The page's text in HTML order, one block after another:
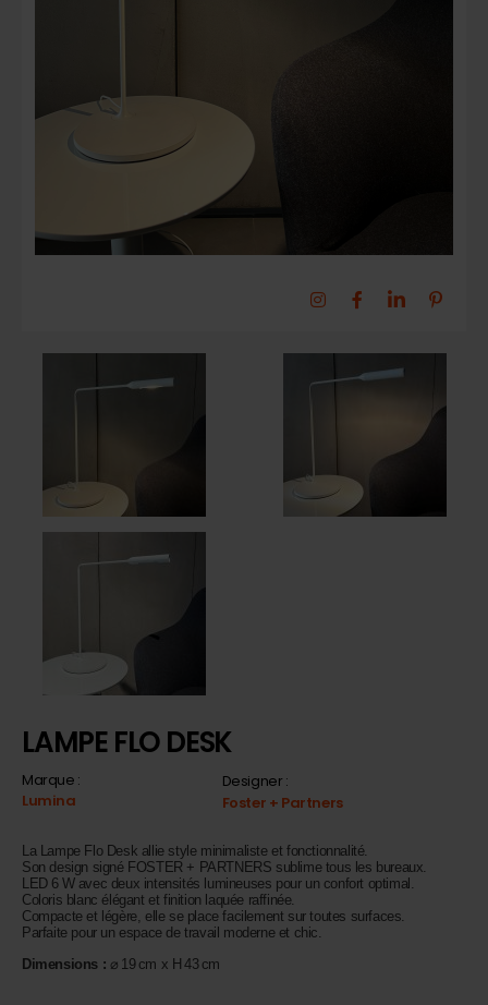
LAMPE FLO DESK
Marque :
Lumina
Designer :
Foster + Partners
La Lampe Flo Desk allie style minimaliste et fonctionnalité.
Son design signé FOSTER + PARTNERS sublime tous les bureaux.
LED 6 W avec deux intensités lumineuses pour un confort optimal.
Coloris blanc élégant et finition laquée raffinée.
Compacte et légère, elle se place facilement sur toutes surfaces.
Parfaite pour un espace de travail moderne et chic.
Dimensions : ⌀ 19 cm x H 43 cm